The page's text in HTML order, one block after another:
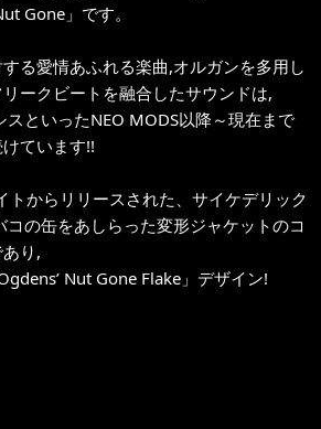
Gone」です。
る愛情あふれる楽曲,オルガンを多用し
ークビートを融合したサウンドは,
スといったNEO MODS以降～現在まで
ています!!
トからリリースされた、サイケデリック
の缶をあしらった変形ジャケットのコ
り,
Nut Gone Flake」デザイン!